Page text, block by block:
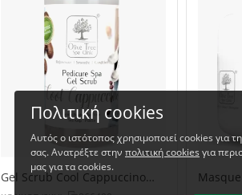
Gel Scrub Cool Cappuccino
Πολιτική cookies
Αυτός ο ιστότοπος χρησιμοποιεί cookies για
σας. Ανατρέξτε στην πολιτική cookies για
μας για τα cookies.